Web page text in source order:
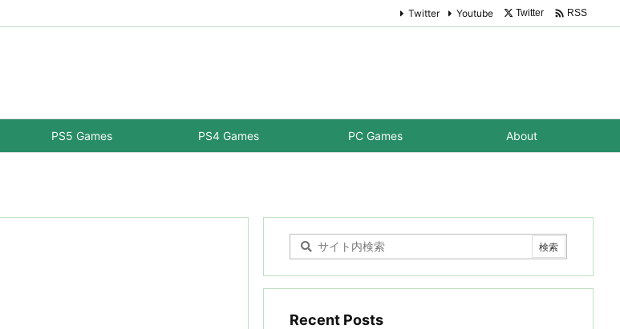
PS5 Games PS4 Games PC Games About
Twitter Youtube Twitter  RSS
Recent Posts